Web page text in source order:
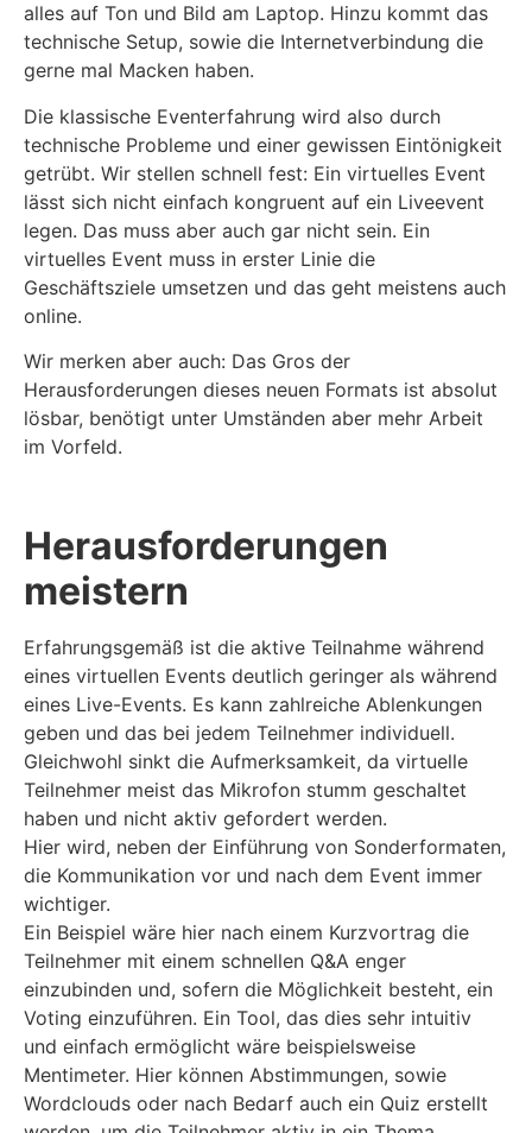
alles auf Ton und Bild am Laptop. Hinzu kommt das
technische Setup, sowie die Internetverbindung die
gerne mal Macken haben.
Die klassische Eventerfahrung wird also durch
technische Probleme und einer gewissen Eintönigkeit
getrübt. Wir stellen schnell fest: Ein virtuelles Event
lässt sich nicht einfach kongruent auf ein Liveevent
legen. Das muss aber auch gar nicht sein. Ein
virtuelles Event muss in erster Linie die
Geschäftsziele umsetzen und das geht meistens auch
online.
Wir merken aber auch: Das Gros der
Herausforderungen dieses neuen Formats ist absolut
lösbar, benötigt unter Umständen aber mehr Arbeit
im Vorfeld.
Herausforderungen
meistern
Erfahrungsgemäß ist die aktive Teilnahme während
eines virtuellen Events deutlich geringer als während
eines Live-Events. Es kann zahlreiche Ablenkungen
geben und das bei jedem Teilnehmer individuell.
Gleichwohl sinkt die Aufmerksamkeit, da virtuelle
Teilnehmer meist das Mikrofon stumm geschaltet
haben und nicht aktiv gefordert werden.
Hier wird, neben der Einführung von Sonderformaten,
die Kommunikation vor und nach dem Event immer
wichtiger.
Ein Beispiel wäre hier nach einem Kurzvortrag die
Teilnehmer mit einem schnellen Q&A enger
einzubinden und, sofern die Möglichkeit besteht, ein
Voting einzuführen. Ein Tool, das dies sehr intuitiv
und einfach ermöglicht wäre beispielsweise
Mentimeter. Hier können Abstimmungen, sowie
Wordclouds oder nach Bedarf auch ein Quiz erstellt